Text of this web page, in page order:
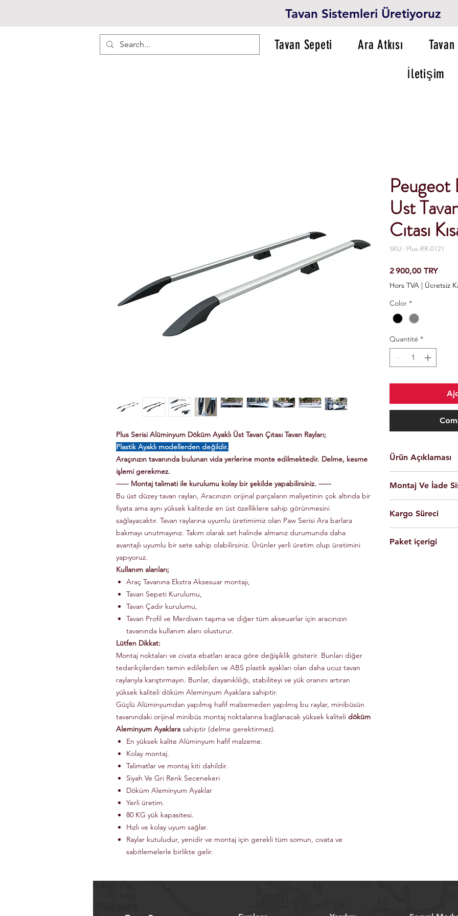
Tavan Sistemleri Üretiyoruz
Tavan Sepeti Ara Atkısı
İletişim
Plus Serisi Alüminyum Döküm Ayaklı Üst Tavan Çıtası Tavan Rayları;
Plastik Ayaklı modellerden değildir.
Araçınızın tavanında bulunan vida yerlerine monte edilmektedir. Delme, kesme
işlemi gerekmez.
----- Montaj talimati ile kurulumu kolay bir şekilde yapabilirsiniz. -----
Bu üst düzey tavan rayları, Aracınızın orijinal parçaların maliyetinin çok altında bir
fiyata ama aynı yüksek kalitede en üst özelliklere sahip görünmesini
sağlayacaktır. Tavan raylarına uyumlu üretimimiz olan Paw Serisi Ara barlara
bakmayı unutmayınız. Takım olarak set halinde almanız durumunda daha
avantajlı uyumlu bir sete sahip olabilirsiniz. Ürünler yerli üretim olup üretimini
yapıyoruz.
Kullanım alanları;
Araç Tavanına Ekstra Aksesuar montajı,
Tavan Sepeti Kurulumu,
Tavan Çadır kurulumu,
Tavan Profil ve Merdiven taşıma ve diğer tüm akseuarlar için aracınızın
tavanında kullanım alanı olusturur.
Lütfen Dikkat:
Montaj noktaları ve civata ebatları araca göre değişiklik gösterir. Bunları diğer
tedarikçilerden temin edilebilen ve ABS plastik ayakları olan daha ucuz tavan
raylarıyla karıştırmayın. Bunlar, dayanıklılığı, stabiliteyi ve yük oranını artıran
yüksek kaliteli döküm Aleminyum Ayaklara sahiptir.
Güçlü Alüminyumdan yapılmış hafif malzemeden yapılmış bu raylar, minibüsün
tavanındaki orijinal minibüs montaj noktalarına bağlanacak yüksek kaliteli döküm
Aleminyum Ayaklara sahiptir (delme gerektirmez).
En yüksek kalite Alüminyum hafif malzeme.
Kolay montaj.
Talimatlar ve montaj kiti dahildir.
Siyah Ve Gri Renk Secenekeri
Döküm Aleminyum Ayaklar
Yerli üretim.
80 KG yük kapasitesi.
Hızlı ve kolay uyum sağlar.
Raylar kutuludur, yenidir ve montaj için gerekli tüm somun, cıvata ve
sabitlemelerle birlikte gelir.
Ust
Cıtası
SKU : Plus-RR-0121
2 900,00 TRYPrix
Hors TVA | Ücretsiz
Color *
Quantité *
Ürün Açıklaması
Kolay montaj.
Talimatlar ve
Siyah Ve Gri Renk
Döküm
Yerli üretim.
80 KG yük
Montaj Ve İade
olarak
Ürünleri son
yapabilmesi için
Tüm ürünlerde
Kargo Süreci
Saat 14'ekadar
Paket içerigi